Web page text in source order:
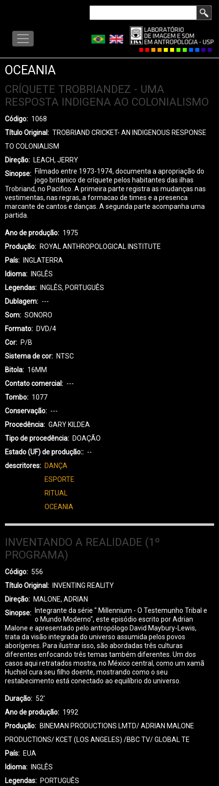
conteúdo
LISA
MENU
OCEANIA
CRÍQUETE TROBRIANDEZ - UMA
RESPOSTA INDIGENA AO COLONIALISMO
Código
1068
Título Original
TROBRIAND CRICKET- AN INDIGENOUS RESPONSE
TO COLONIALISM
Direção
LEACH, JERRY
Sinopse
Filmado entre 1973-1974, documenta a apropriação do
jogo britanico de críquete pelos habitantes das ilhas
Trobriand, no Pacifico. A primeira parte registra as mudanças nas
vestimentas, nas regras, a formacao de times e a presenca
marcante de cantos e danças. A segunda parte acompanha uma
partida.
Ano de produção
1975
Produção
ROYAL ANTHROPOLOGICAL INSTITUTE
País
INGLATERRA
Idioma
INGLÊS
Legendas
INGLÊS, PORTUGUÊS
Dublagem
---
Som
SONORO
Formato
DVD/4
Cor
P/B
Sistema de cor
NTSC
Bitola
16MM
Contato comercial
---
Tombo
1077
Conservação
---
Procedência
GARY KILDEA
Tipo de procedência
DOAÇÃO
Estado (UF) de produção:
--
descritores
DANÇA
ESPORTE
RITUAL
OCEANIA
INVENTANDO A REALIDADE (1º
PROGRAMA)
Código
556
Título Original
INVENTING REALITY
Direção
MALONE, ADRIAN
Sinopse
Integrante da série " Millennium - O Testemunho Tribal e
o Mundo Moderno", este episódio escrito por Adrian
Malone e apresentado pelo antropólogo David Maybury-Lewis,
trata da visão integrada do universo assumida pelos povos
aborígenes. Para ilustrar isso, são abordadas três culturas
diferentes enfocando três temas também diferentes. Um dos
casos aqui retratados mostra, no México central, como um xamã
Huchiol cura seu filho doente, mostrando como o seu
restabecimento está conectado ao equilíbrio do universo.
Duração
52'
Ano de produção
1992
Produção
BINEMAN PRODUCTIONS LMTD/ ADRIAN MALONE
PRODUCTIONS/ KCET (LOS ANGELES) /BBC TV/ GLOBAL TE
País
EUA
Idioma
INGLÊS
Legendas
PORTUGUÊS